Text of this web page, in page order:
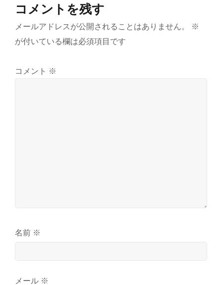
コメントを残す
メールアドレスが公開されることはありません。
※
が付いている欄は必須項目です
コメント ※
名前 ※
メール ※